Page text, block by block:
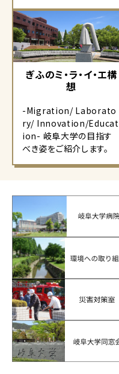
ぎふのミ・ラ・イ・エ構
想
-Migration/ Laborato
ry/ Innovation/Educat
ion- 岐阜大学の目指す
べき姿をご紹介します。